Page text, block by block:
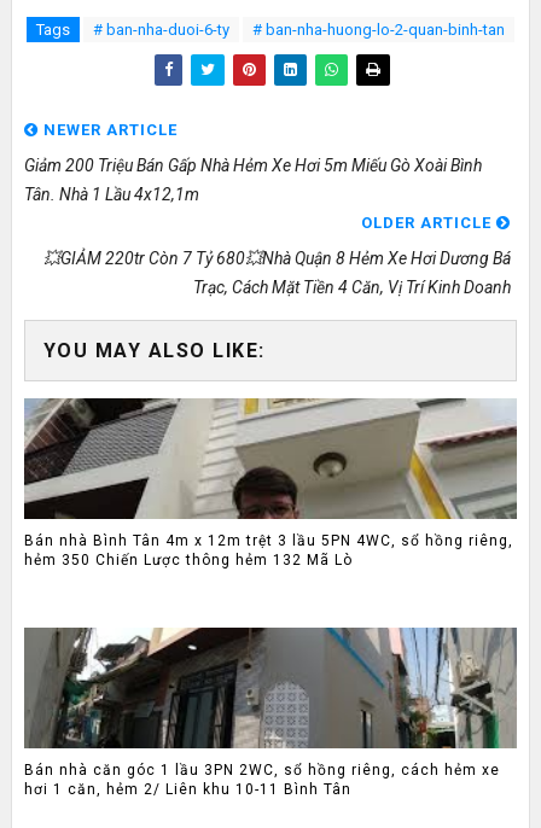
Tags # ban-nha-duoi-6-ty # ban-nha-huong-lo-2-quan-binh-tan
NEWER ARTICLE
Giảm 200 Triệu Bán Gấp Nhà Hẻm Xe Hơi 5m Miếu Gò Xoài Bình
Tân. Nhà 1 Lầu 4x12,1m
OLDER ARTICLE
💥GIẢM 220tr Còn 7 Tỷ 680💥nhà Quận 8 Hẻm Xe Hơi Dương Bá
Trạc, Cách Mặt Tiền 4 Căn, Vị Trí Kinh Doanh
YOU MAY ALSO LIKE:
Bán nhà Bình Tân 4m x 12m trệt 3 lầu 5PN 4WC, sổ hồng riêng,
hẻm 350 Chiến Lược thông hẻm 132 Mã Lò
Bán nhà căn góc 1 lầu 3PN 2WC, sổ hồng riêng, cách hẻm xe
hơi 1 căn, hẻm 2/ Liên khu 10-11 Bình Tân